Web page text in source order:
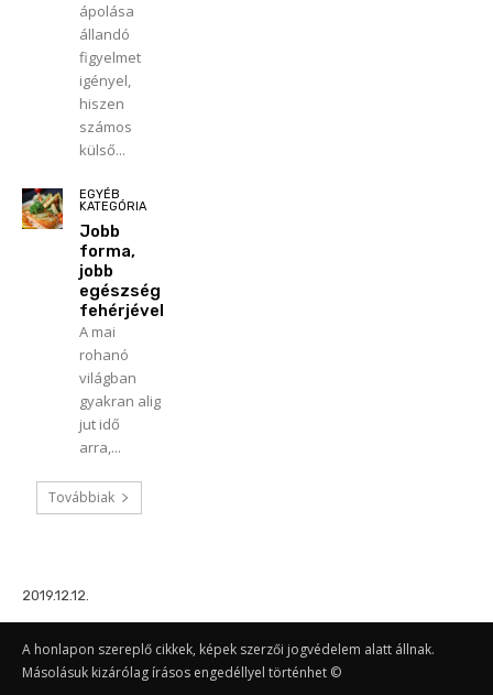
ápolása
állandó
figyelmet
igényel,
hiszen
számos
külső...
EGYÉB
KATEGÓRIA
Jobb
forma,
jobb
egészség
fehérjével
A mai
rohanó
világban
gyakran alig
jut idő
arra,...
Továbbiak
2019.12.12.
A honlapon szereplő cikkek, képek szerzői jogvédelem alatt állnak.
Másolásuk kizárólag írásos engedéllyel történhet ©